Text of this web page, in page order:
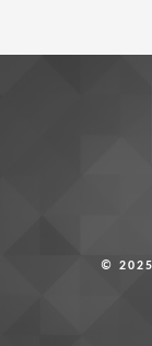
© 2025